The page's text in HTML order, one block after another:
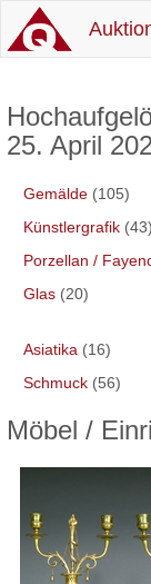
25. April
Gemälde (105)
Künstlergrafik (43)
Porzellan /
Glas (20)
Asiatika (16)
Schmuck (56)
Möbel /